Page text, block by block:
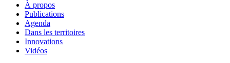
À propos
Publications
Agenda
Dans les territoires
Innovations
Vidéos